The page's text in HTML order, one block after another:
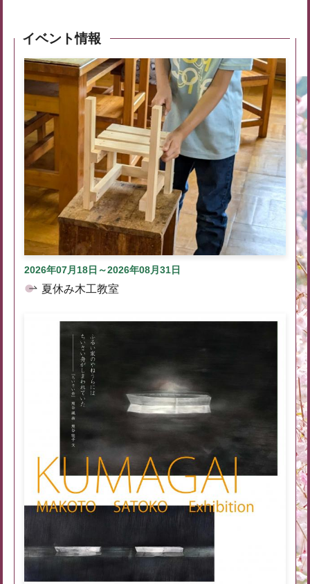
イベント情報
2026年07月18日～2026年08月31日
夏休み木工教室